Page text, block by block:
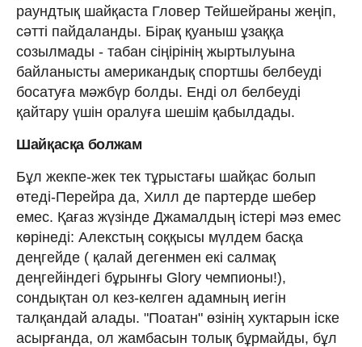
раундтық шайқаста Гловер Тейшейраны жеңіп,
сәтті пайдаланды. Бірақ қуаныш ұзаққа
созылмады - табан сіңірінің жыртылуына
байланысты американдық спортшы белбеуді
босатуға мәжбүр болды. Енді ол белбеуді
қайтару үшін оралуға шешім қабылдады.
Шайқасқа болжам
Бұл жекпе-жек тек тұрыстағы шайқас болып
өтеді-Перейра да, Хилл де партерде шебер
емес. Қағаз жүзінде Джамалдың істері мәз емес
көрінеді: Алекстың соққысы мүлдем басқа
деңгейде ( қалай дегенмен екі салмақ
деңгейіндегі бұрынғы Glory чемпионы!),
сондықтан ол кез-келген адамның иегін
талқандай алады. "Поатан" өзінің хуктарын іске
асырғанда, ол жамбасын толық бұрмайды, бұл